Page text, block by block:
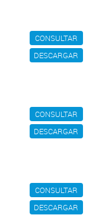
CONSULTAR
DESCARGAR
CONSULTAR
DESCARGAR
CONSULTAR
DESCARGAR